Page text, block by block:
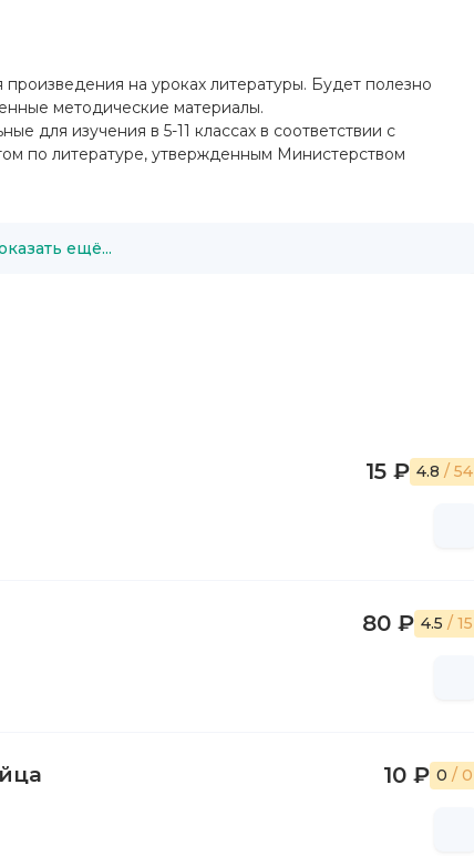
на уроках литературы. Будет полезно
методические материалы.
для изучения в 5-11 классах в соответствии с
по литературе, утвержденным Министерством
ещё...
15 ₽ 4.8 / 54
80 ₽ 4.5 / 15
10 ₽ 0 / 0